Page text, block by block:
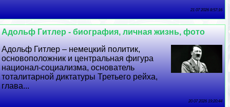
21 07 2026 8:57:16
Адольф Гитлер - биография, личная жизнь, фото
Адольф Гитлер – немецкий политик,
основоположник и центральная фигура
национал-социализма, основатель
тоталитарной диктатуры Третьего рейха,
глава...
20 07 2026 19:20:44